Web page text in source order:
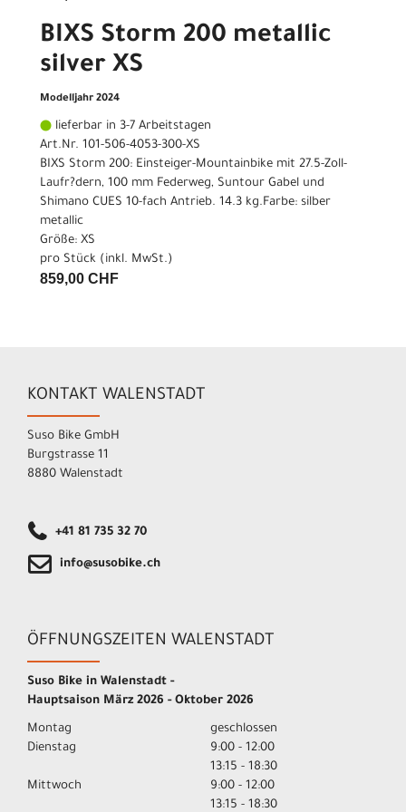
BIXS Storm 200 metallic
silver XS
Modelljahr 2024
lieferbar in 3-7 Arbeitstagen
Art.Nr. 101-506-4053-300-XS
BIXS Storm 200: Einsteiger-Mountainbike mit 27.5-Zoll-
Laufr?dern, 100 mm Federweg, Suntour Gabel und
Shimano CUES 10-fach Antrieb. 14.3 kg.Farbe: silber
metallic
Größe: XS
pro Stück (inkl. MwSt.)
859,00 CHF
KONTAKT WALENSTADT
Suso Bike GmbH
Burgstrasse 11
8880 Walenstadt
+41 81 735 32 70
info@susobike.ch
ÖFFNUNGSZEITEN WALENSTADT
Suso Bike in Walenstadt -
Hauptsaison März 2026 - Oktober 2026
Montag
geschlossen
Dienstag
9:00 - 12:00
13:15 - 18:30
Mittwoch
9:00 - 12:00
13:15 - 18:30